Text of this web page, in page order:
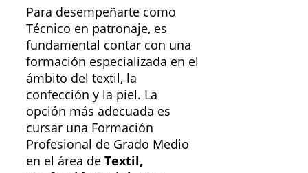
Para desempeñarte como
Técnico en patronaje, es
fundamental contar con una
formación especializada en el
ámbito del textil, la
confección y la piel. La
opción más adecuada es
cursar una Formación
Profesional de Grado Medio
en el área de Textil,